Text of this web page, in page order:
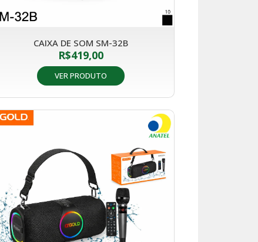
CAIXA DE SOM SM-32B
R$419,00
VER PRODUTO